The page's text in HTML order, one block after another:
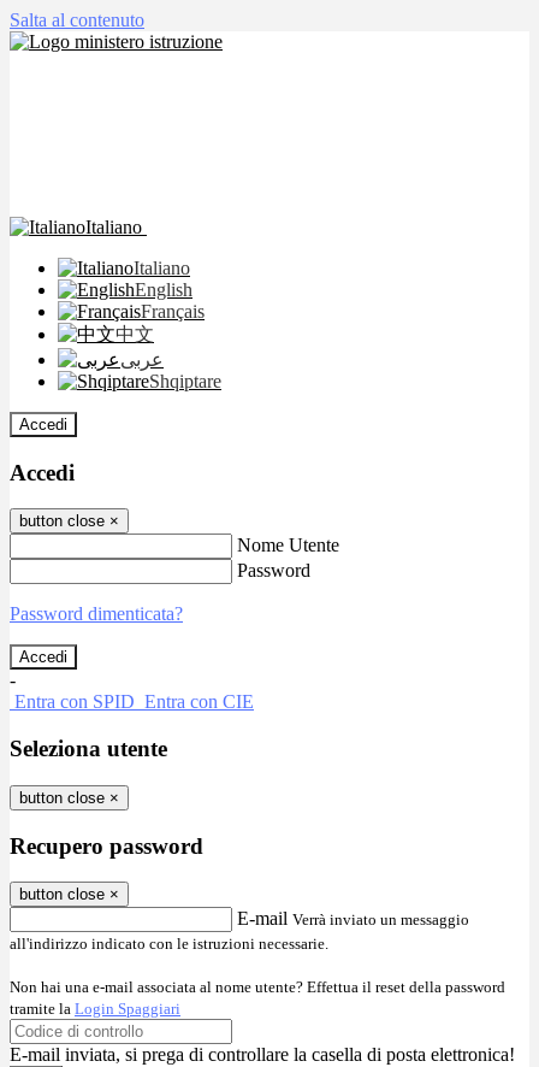
Salta al contenuto
Italiano
Italiano
English
Français
中文
عربى
Shqiptare
Accedi
Accedi
button close ×
Nome Utente
Password
Password dimenticata?
-
Entra con SPID Entra con CIE
Seleziona utente
button close ×
Recupero password
button close ×
E-mail Verrà inviato un messaggio
all'indirizzo indicato con le istruzioni necessarie.
Non hai una e-mail associata al nome utente? Effettua il reset della password
tramite la Login Spaggiari
E-mail inviata, si prega di controllare la casella di posta elettronica!